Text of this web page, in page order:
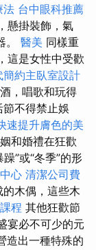
法 台中眼科推薦
懸掛裝飾，氣
。 醫美 同樣重
這是女性中受歡
簡約主臥室設計
，唱歌和玩得
不得禁止娛
速提升膚色的美
和婚禮在狂歡
”或“冬季”的形
心 清潔公司費
木偶，這些木
程 其他狂歡節
宴必不可少的元
造出一種特殊的